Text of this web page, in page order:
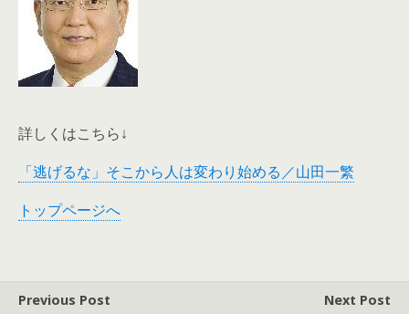
詳しくはこちら↓
「逃げるな」そこから人は変わり始める／山田一繁
トップページへ
Previous Post Next Post